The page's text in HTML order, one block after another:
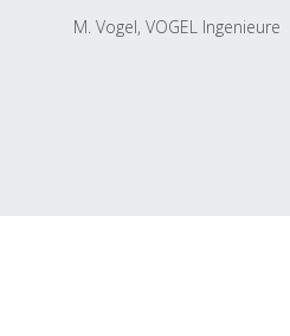
M. Vogel, VOGEL Ingenieure